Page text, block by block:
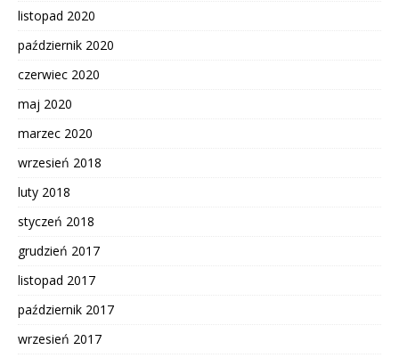
listopad 2020
październik 2020
czerwiec 2020
maj 2020
marzec 2020
wrzesień 2018
luty 2018
styczeń 2018
grudzień 2017
listopad 2017
październik 2017
wrzesień 2017